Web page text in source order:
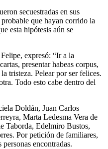
secuestradas en sus
que hayan corrido la
esta hipótesis aún se
expresó: “Ir a la
presentar habeas corpus,
tristeza. Pelear por ser felices.
Todo esto cabe dentro del
Doldán, Juan Carlos
Marta Ledesma Vera de
Taborda, Edelmiro Bustos,
Por petición de familiares,
encontradas.